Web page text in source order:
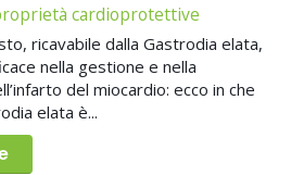
cardioprotettive
ricavabile dalla Gastrodia elata,
nella gestione e nella
del miocardio: ecco in che
elata è...